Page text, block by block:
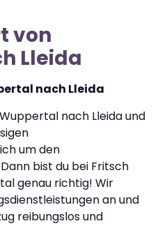
von
Lleida
nach Lleida
nach Lleida und
um den
bist du bei Fritsch
genau richtig! Wir
an und
reibungslos und